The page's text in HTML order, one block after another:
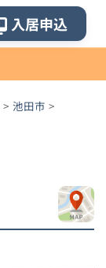
入居申込
> 池田市 >